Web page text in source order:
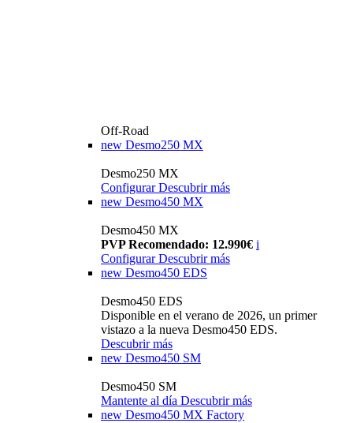
Off-Road
new Desmo250 MX
Desmo250 MX
Configurar Descubrir más
new Desmo450 MX
Desmo450 MX
PVP Recomendado: 12.990€ i
Configurar Descubrir más
new Desmo450 EDS
Desmo450 EDS
Disponible en el verano de 2026, un primer
vistazo a la nueva Desmo450 EDS.
Descubrir más
new Desmo450 SM
Desmo450 SM
Mantente al día Descubrir más
new Desmo450 MX Factory